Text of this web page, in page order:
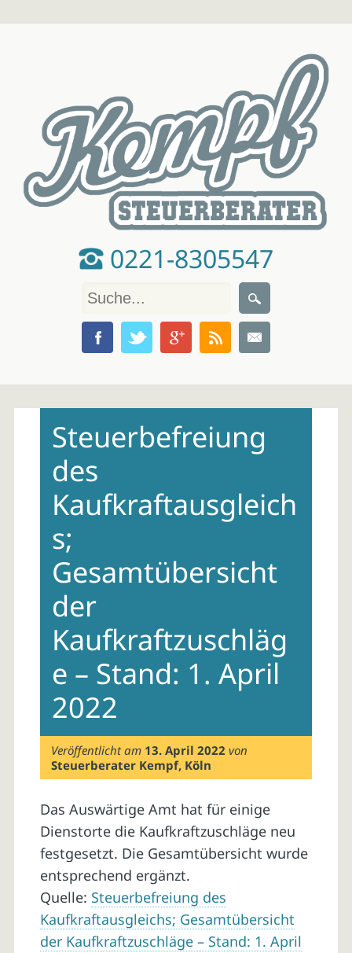
0221-8305547
contentSteuerbefreiung
des
Kaufkraftausgleich
s;
Gesamtübersicht
der
Kaufkraftzuschläg
e – Stand: 1. April
2022
Veröffentlicht am 13. April 2022 von
Steuerberater Kempf, Köln
Das Auswärtige Amt hat für einige
Dienstorte die Kaufkraftzuschläge neu
festgesetzt. Die Gesamtübersicht wurde
entsprechend ergänzt.
Quelle: Steuerbefreiung des
Kaufkraftausgleichs; Gesamtübersicht
der Kaufkraftzuschläge – Stand: 1. April